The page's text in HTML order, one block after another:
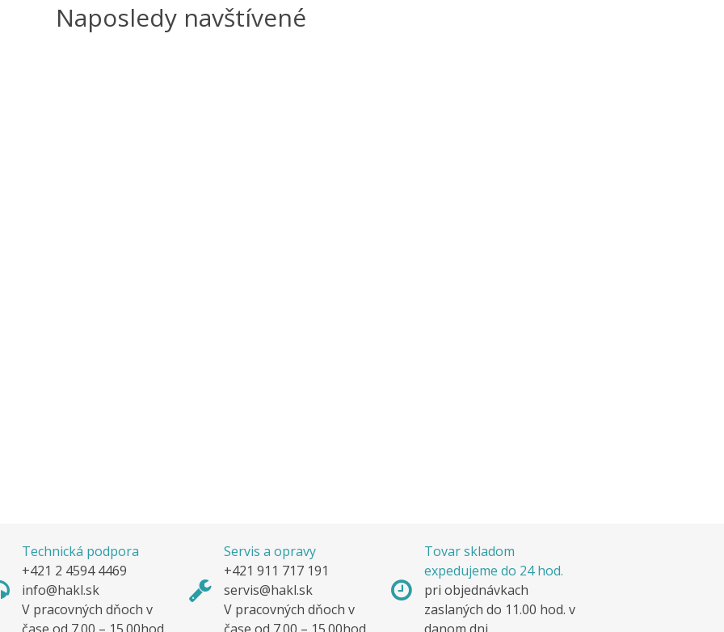
Naposledy navštívené
Technická podpora
+421 2 4594 4469
info@hakl.sk
V pracovných dňoch v
Servis a opravy
+421 911 717 191
servis@hakl.sk
V pracovných dňoch v
Tovar skladom
expedujeme do 24 hod.
pri objednávkach
zaslaných do 11.00 hod. v